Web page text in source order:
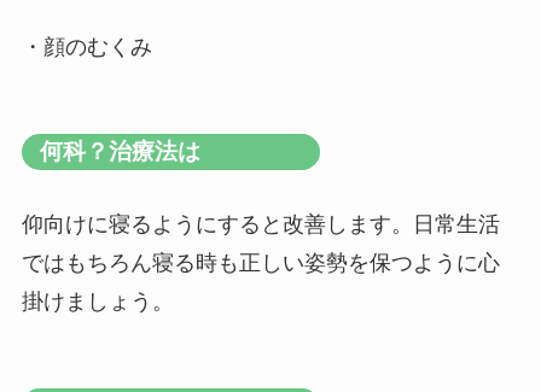
・顔のむくみ
何科？治療法は
仰向けに寝るようにすると改善します。日常生活
ではもちろん寝る時も正しい姿勢を保つように心
掛けましょう。